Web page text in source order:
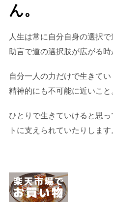
ん。
人生は常に自分自身の選択
助言で道の選択肢が広がる時
自分一人の力だけで生きて
精神的にも不可能に近いこと
ひとりで生きていけると思
トに支えられていたりします